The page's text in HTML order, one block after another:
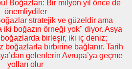
Boğazları: Bir milyon yıl önce de
önemliydiler
stratejik ve güzeldir ama
boğazın örneği yok" diyor. Asya
boğazlarda birleşir, iki iç deniz;
boğazlarla birbirine bağlanır. Tarih
gelenlerin Avrupa’ya geçme
yolları olur